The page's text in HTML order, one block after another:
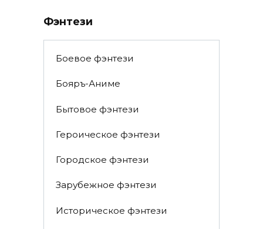
Фэнтези
Боевое фэнтези
Бояръ-Аниме
Бытовое фэнтези
Героическое фэнтези
Городское фэнтези
Зарубежное фэнтези
Историческое фэнтези